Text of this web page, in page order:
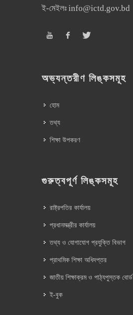
ই-মেইলঃ info@ictd.gov.bd
অভ্যন্তরীণ লিঙ্কসমূহ
হোম
তথ্য
শিক্ষা উপকরণ
গুরুত্বপূর্ণ লিঙ্কসমূহ
রাষ্ট্রপতির কার্যালয়
প্রধানমন্ত্রীর কার্যালয়
তথ্য ও যোগাযোগ প্রযুক্তি বিভাগ
প্রাথমিক শিক্ষা অধিদপ্তর
জাতীয় শিক্ষাক্রম ও পাঠ্যপুস্তক বোর্ড
ই-বুক